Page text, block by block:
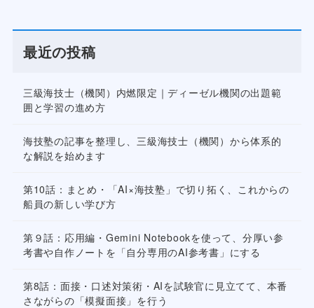
最近の投稿
三級海技士（機関）内燃限定｜ディーゼル機関の出題範
囲と学習の進め方
海技塾の記事を整理し、三級海技士（機関）から体系的
な解説を始めます
第10話：まとめ・「AI×海技塾」で切り拓く、これからの
船員の新しい学び方
第９話：応用編・Gemini Notebookを使って、分厚い参
考書や自作ノートを「自分専用のAI参考書」にする
第8話：面接・口述対策術・AIを試験官に見立てて、本番
さながらの「模擬面接」を行う